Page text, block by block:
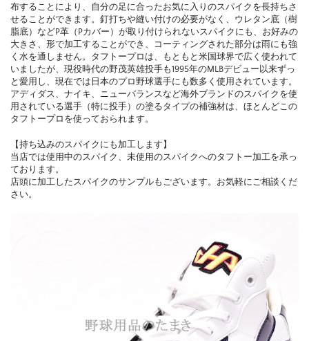
布することにより、自分の足に合ったお気に入りのスパイクを長持ちさ
せることができます。釘打ちや縫い付けの必要がなく、ウレタン底（樹
脂底）などP革（Pカバー）が取り付けられないスパイクにも、お好みの
大きさ、形で加工することができ、コーティングされた部分は雨にも強
く水を通しません。タフトープロは、もともと米国球界で広く使われて
いましたが、現役時代の野茂英雄投手も1995年のMLBデビュー以来ずっ
と愛用し、現在では日本のプロ野球選手にも数多く使用されています。
アディダス、ナイキ、ニューバランスなど海外ブランドのスパイクを使
用されている選手（特に投手）の塗るタイプの補強材は、ほとんどこの
タフトープロを使っておられます。
【持ち込みのスパイクにも加工します】
当店では使用中のスパイク、未使用のスパイクへのタフトー加工を承っ
ております。
店頭に加工したスパイクのサンプルもございます。お気軽にご相談くだ
さい。